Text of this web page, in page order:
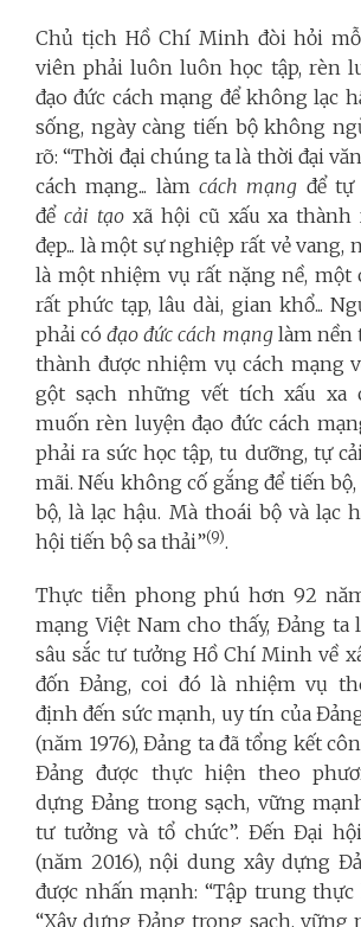
Chủ tịch Hồ Chí Minh đòi hỏi
viên phải luôn luôn học tập, rèn
đạo đức cách mạng để không lạc
sống, ngày càng tiến bộ không
rõ: “Thời đại chúng ta là thời đại
cách mạng... làm cách mạng để tự
để cải tạoxã hội cũ xấu xa thành
đẹp... là một sự nghiệp rất vẻ vang,
là một nhiệm vụ rất nặng nề, một
rất phức tạp, lâu dài, gian khổ...
phải cóđạo đức cách mạnglàm nền
thành được nhiệm vụ cách mạng
gột sạch những vết tích xấu xa
muốn rèn luyện đạo đức cách
phải ra sức học tập, tu dưỡng, tự
mãi. Nếu không cố gắng để tiến
bộ, là lạc hậu. Mà thoái bộ và lạc
hội tiến bộ sa thải”(9).
Thực tiễn phong phú hơn 92
mạng Việt Nam cho thấy, Đảng ta
sâu sắc tư tưởng Hồ Chí Minh về
đốn Đảng, coi đó là nhiệm vụ
định đến sức mạnh, uy tín của
(năm 1976), Đảng ta đã tổng kết
Đảng được thực hiện theo
dựng Đảng trong sạch, vững
tư tưởng và tổ chức”. Đến Đại
(năm 2016), nội dung xây dựng
được nhấn mạnh: “Tập trung
“Xây dựng Đảng trong sạch, vững